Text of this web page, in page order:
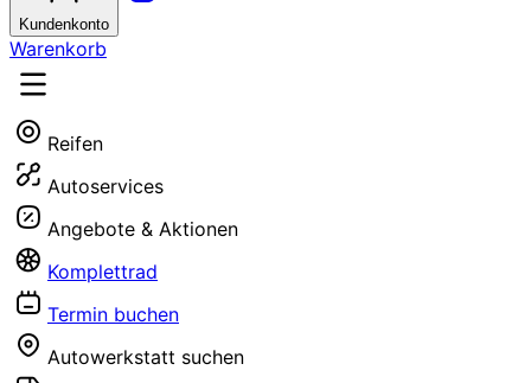
Kundenkonto
Warenkorb
Reifen
Autoservices
Angebote & Aktionen
Komplettrad
Termin buchen
Autowerkstatt suchen